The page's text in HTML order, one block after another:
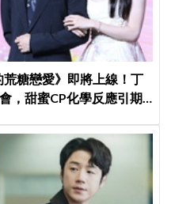
荒糖戀愛》即將上線！丁
，甜蜜CP化學反應引期